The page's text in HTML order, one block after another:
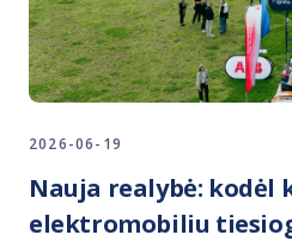
2026-06-19
Nauja realybė: kodėl
elektromobiliu